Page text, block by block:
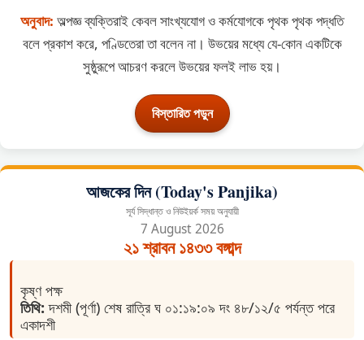
অনুবাদ: অল্পজ্ঞ ব্যক্তিরাই কেবল সাংখ্যযোগ ও কর্মযোগকে পৃথক পৃথক পদ্ধতি
বলে প্রকাশ করে, পণ্ডিতেরা তা বলেন না। উভয়ের মধ্যে যে-কোন একটিকে
সুষ্ঠুরূপে আচরণ করলে উভয়ের ফলই লাভ হয়।
বিস্তারিত পড়ুন
আজকের দিন (Today's Panjika)
সূর্য সিদ্ধান্ত ও নিউইয়র্ক সময় অনুযায়ী
7 August 2026
২১ শ্রাবন ১৪৩৩ বঙ্গাব্দ
কৃষ্ণ পক্ষ
তিথি:দশমী (পূর্ণা) শেষ রাত্রি ঘ ০১:১৯:০৯ দং ৪৮/১২/৫ পর্যন্ত পরে
একাদশী